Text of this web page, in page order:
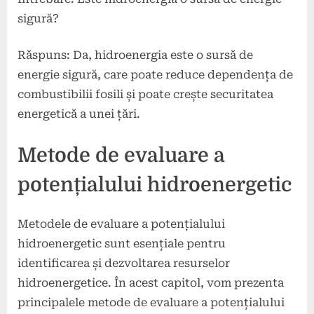
sigură?
Răspuns: Da, hidroenergia este o sursă de
energie sigură, care poate reduce dependența de
combustibilii fosili și poate crește securitatea
energetică a unei țări.
Metode de evaluare a
potențialului hidroenergetic
Metodele de evaluare a potențialului
hidroenergetic sunt esențiale pentru
identificarea și dezvoltarea resurselor
hidroenergetice. În acest capitol, vom prezenta
principalele metode de evaluare a potențialului